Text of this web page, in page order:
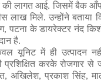
लागत आई. जिसमें बैक आँफ
लाख मिले. उन्होंने बताया
, पटना के डायरेक्टर नंद
है.
यूनिट में ही उत्पादन
करके रोजगार से
, अखिलेश, प्रकाश सिंह,